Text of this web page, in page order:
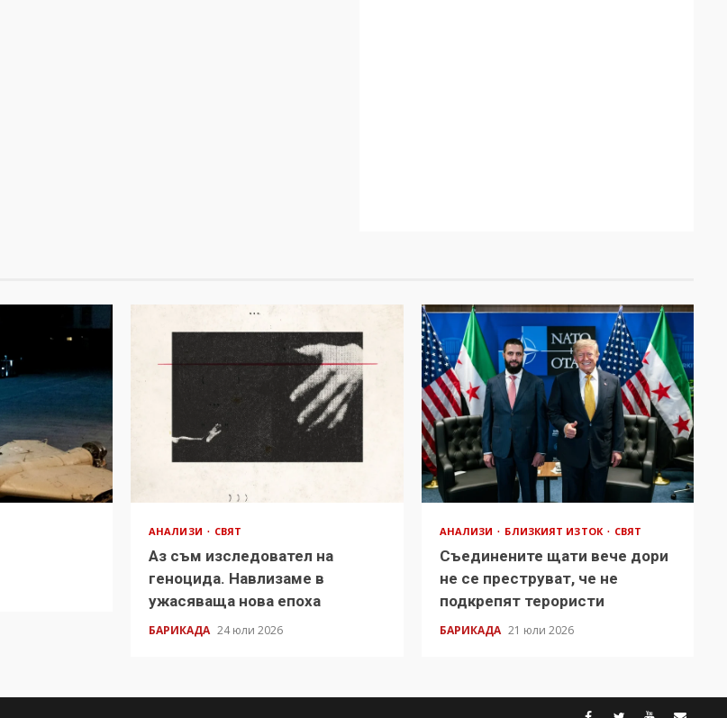
АНАЛИЗИ СВЯТ
Аз съм изследовател на
геноцида. Навлизаме в
ужасяваща нова епоха
БАРИКАДА 24 юли 2026
АНАЛИЗИ БЛИЗКИЯТ ИЗТОК СВЯТ
Съединените щати вече дори
не се преструват, че не
подкрепят терористи
БАРИКАДА 21 юли 2026